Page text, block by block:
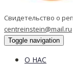
Свидетельство о
centreinstein@mail.ru
Toggle navigation
О НАС